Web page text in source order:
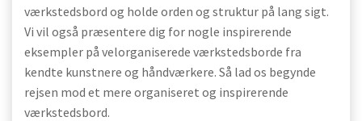
værkstedsbord og holde orden og struktur på lang sigt.
Vi vil også præsentere dig for nogle inspirerende
eksempler på velorganiserede værkstedsborde fra
kendte kunstnere og håndværkere. Så lad os begynde
rejsen mod et mere organiseret og inspirerende
værkstedsbord.